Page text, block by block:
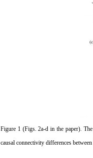
Figure 1(Figs. 2a-d in the paper).
causal connectivity differences